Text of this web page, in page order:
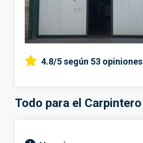
4.8/5según 53 opiniones
Todo para el Carpintero